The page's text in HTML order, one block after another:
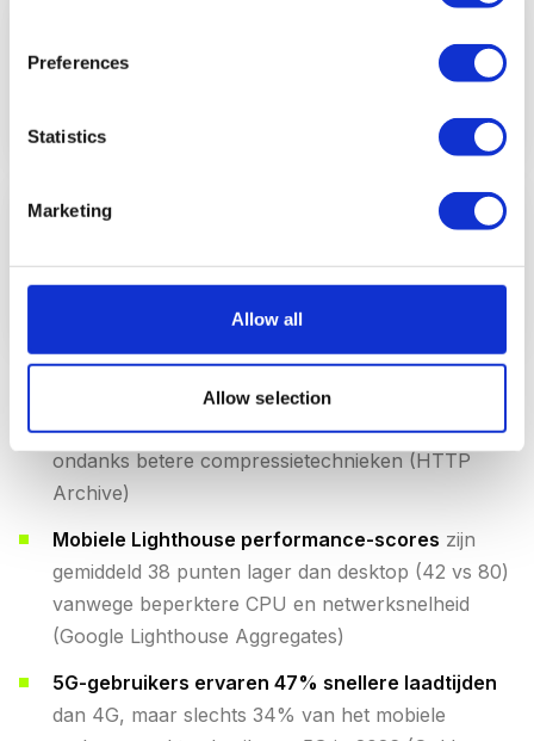
Preferences
Statistics
Marketing
Allow all
Allow selection
langzamer is mobiel dan desktop (gemiddeld)
van mobiele sites laadt te traag volgens Google
De gemiddelde mobiele pagina
2026, een stijging van 18% ten opzichte van 2024,
ondanks betere compressietechnieken (HTTP
Archive)
Mobiele Lighthouse performance-scores zijn
gemiddeld 38 punten lager dan desktop (42 vs 80)
vanwege beperktere CPU en netwerksnelheid
(Google Lighthouse Aggregates)
5G-gebruikers ervaren 47% snellere laadtijden
dan 4G, maar slechts 34% van het mobiele